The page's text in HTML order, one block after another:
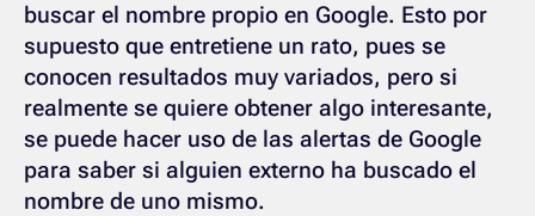
buscar el nombre propio en Google. Esto por
supuesto que entretiene un rato, pues se
conocen resultados muy variados, pero si
realmente se quiere obtener algo interesante,
se puede hacer uso de las alertas de Google
para saber si alguien externo ha buscado el
nombre de uno mismo.